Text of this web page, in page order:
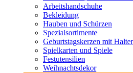
Arbeitshandschuhe
Bekleidung
Hauben und Schürzen
Spezialsortimente
Geburtstagskerzen mit Halter
Spielkarten und Spiele
Festutensilien
Weihnachtsdekor